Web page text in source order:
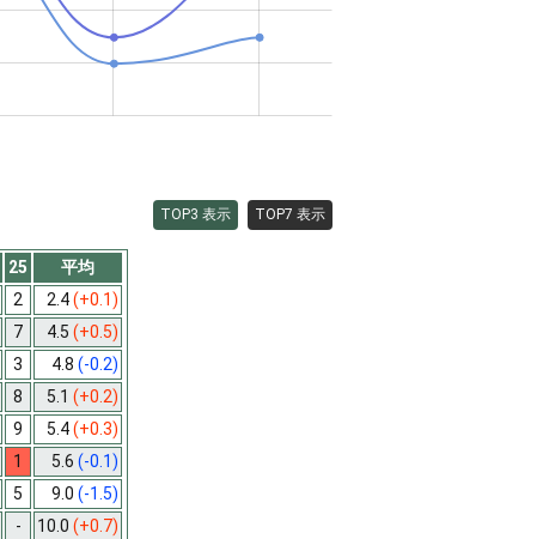
TOP3 表示 TOP7 表示
25
平均
2 2.4(+0.1)
7 4.5 (+0.5)
3 4.8 (-0.2)
8 5.1 (+0.2)
9 5.4(+0.3)
1 5.6 (-0.1)
5 9.0 (-1.5)
- 10.0 (+0.7)